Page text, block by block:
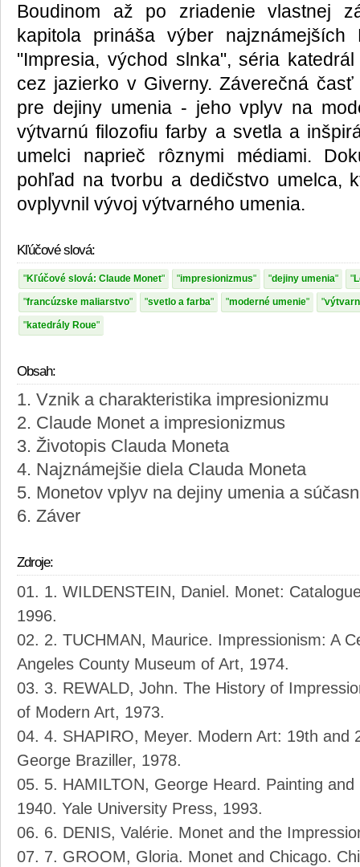
Boudinom až po zriadenie vlastnej
kapitola prináša výber
"Impresia, východ slnka", séria
cez jazierko v Giverny. Záverečná
pre dejiny umenia - jeho vplyv na
výtvarnú filozofiu farby a svetla a
umelci naprieč rôznymi médiami.
pohľad na tvorbu a dedičstvo umelca,
ovplyvnil vývoj výtvarného umenia.
Kľúčové slová:
Kľúčové slová: Claude Monet impresionizmus dejiny umenia
francúzske maliarstvo svetlo a farba moderné umenie
katedrály Roue
Obsah:
1. Vznik a charakteristika impresionizmu
2. Claude Monet a impresionizmus
3. Životopis Clauda Moneta
4. Najznámejšie diela Clauda Moneta
5. Monetov vplyv na dejiny umenia a
6. Záver
Zdroje:
1. WILDENSTEIN, Daniel. Monet:
1996.
2. TUCHMAN, Maurice. Impressionism: A
Angeles County Museum of Art, 1974.
3. REWALD, John. The History of
of Modern Art, 1973.
4. SHAPIRO, Meyer. Modern Art: 19th and
George Braziller, 1978.
5. HAMILTON, George Heard. Painting
1940. Yale University Press, 1993.
6. DENIS, Valérie. Monet and the
7. GROOM, Gloria. Monet and Chicago.